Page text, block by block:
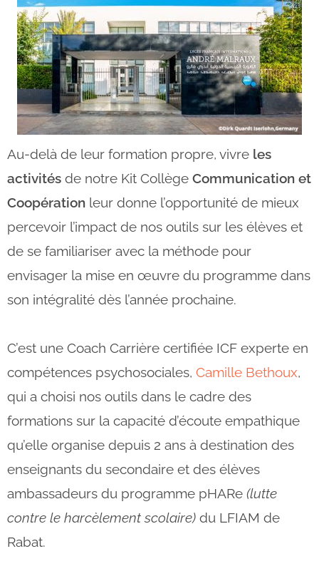
Au-delà de leur formation propre, vivre les
activités de notre Kit Collège Communication et
Coopération leur donne l’opportunité de mieux
percevoir l’impact de nos outils sur les élèves et
de se familiariser avec la méthode pour
envisager la mise en œuvre du programme dans
son intégralité dès l’année prochaine.
C’est une Coach Carrière certifiée ICF experte en
compétences psychosociales, Camille Bethoux,
qui a choisi nos outils dans le cadre des
formations sur la capacité d’écoute empathique
qu’elle organise depuis 2 ans à destination des
enseignants du secondaire et des élèves
ambassadeurs du programme pHARe (lutte
contre le harcèlement scolaire) du LFIAM de
Rabat.